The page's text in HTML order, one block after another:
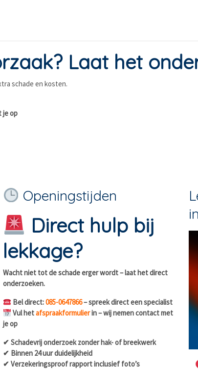
Laat het
schade en kosten.
je op
Openingstijden
Direct hulp bij
lekkage?
Wacht niet tot de schade erger wordt – laat het direct
onderzoeken.
Bel direct:085-0647866– spreek direct een specialist
Vul hetafspraakformulierin – wij nemen contact met
je op
✔ Schadevrij onderzoek zonder hak- of breekwerk
✔ Binnen 24 uur duidelijkheid
✔ Verzekeringsproof rapport inclusief foto’s